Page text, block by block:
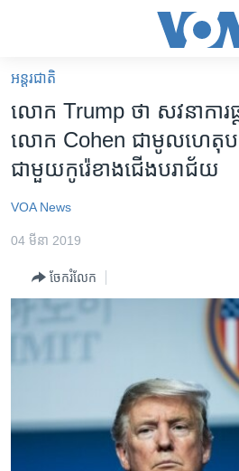
គេហទំព័រ​
ទាក់ទង
និង​
ចូល​
ទំព័រ​
ព័ត៌មាន​​
រំលង​
និង​
ទៅ​
សម្ព័ន្ធ​
អាមេរិក
ព្រឹត្តិការណ៍ព័ត៌មាន
ទូរទស្សន៍ / វីដេអូ​
Khmer English
អន្តរជាតិ
លោក Trump ថា សវនាការ​
លោក Cohen ជា​មូលហេតុ​ប
ជាមួយ​កូរ៉េ​ខាង​ជើង​បរាជ័យ
VOA News
04 មីនា 2019
ចែករំលែក